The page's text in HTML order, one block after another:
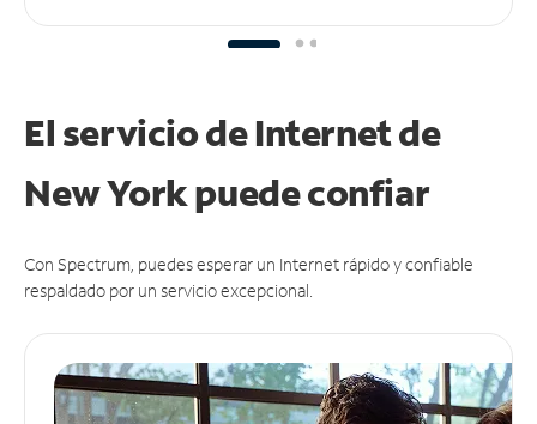
El servicio de Internet de
New York puedeconfiar
Con Spectrum, puedes esperar un Internet rápido y confiable
respaldado por un servicio excepcional.